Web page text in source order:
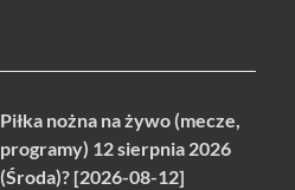
Piłka nożna na żywo (mecze,
programy) 12 sierpnia 2026
(Środa)? [2026-08-12]